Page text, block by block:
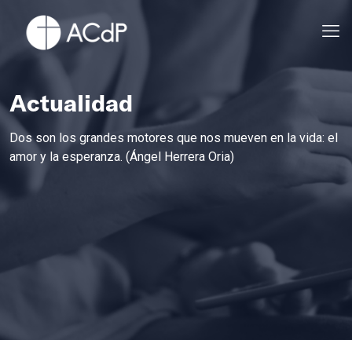
Actualidad
Dos son los grandes motores que nos mueven en la vida: el
amor y la esperanza. (Ángel Herrera Oria)